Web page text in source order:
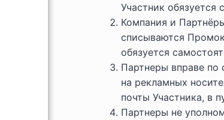
Участник обязуется
Компания и
списываются
обязуется
Партнеры вправе по
на рекламных
почты Участника, в
Партнеры не